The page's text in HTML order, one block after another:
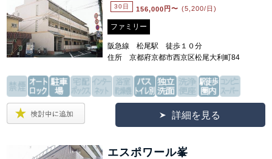
30日 156,000 円〜 (5,200/日)
ファミリー
阪急線 松尾駅 徒歩１０分
住所 京都府京都市西京区松尾大利町84
詳細を見る
エスポワール峯